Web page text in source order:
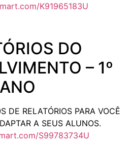
K91965183U
DO
– 1º
ANO
DE RELATÓRIOS PARA VOCÊ
A SEUS ALUNOS.
S99783734U